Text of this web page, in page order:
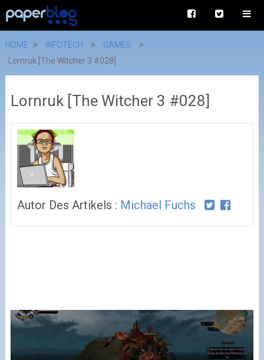
HOME INFOTECH
GAMES
Lornruk [The Witcher 3 #028]
Lornruk [The Witcher 3 #028]
Autor Des Artikels : Michael Fuchs